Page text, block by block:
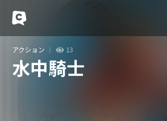
アクション 13
水中騎士